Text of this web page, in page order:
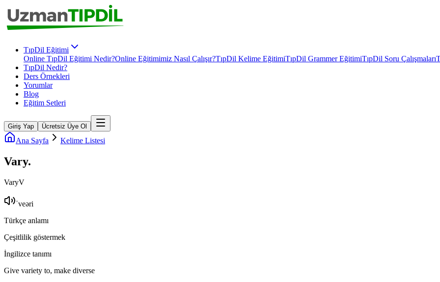
TıpDil Eğitimi
Online TıpDil Eğitimi Nedir?Online Eğitimimiz Nasıl Çalışır?TıpDil Kelime EğitimiTıpDil Grammer EğitimiTıpDil Soru Çalışmaları
TıpDil Nedir?
Ders Örnekleri
Yorumlar
Blog
Eğitim Setleri
Giriş Yap Ücretsiz Üye Ol
Ana Sayfa Kelime Listesi
Vary.
VaryV
ˈveəri
Türkçe anlamı
Çeşitlilik göstermek
İngilizce tanımı
Give variety to, make diverse